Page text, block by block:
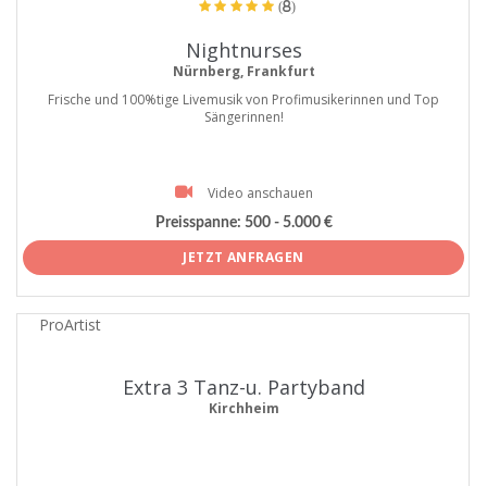
(8)
Nightnurses
Nürnberg, Frankfurt
Frische und 100%tige Livemusik von Profimusikerinnen und Top
Sängerinnen!
Video anschauen
Preisspanne: 500 - 5.000 €
JETZT ANFRAGEN
ProArtist
Extra 3 Tanz-u. Partyband
Kirchheim